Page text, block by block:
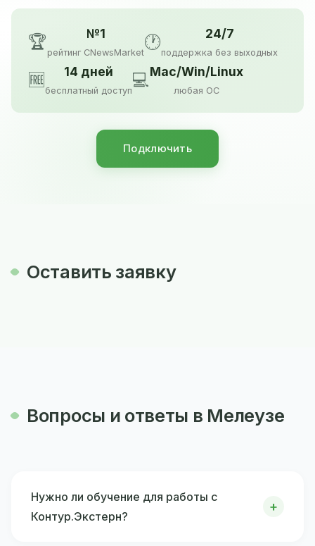
🏆 №1
рейтинг CNewsMarket
🕐 24/7
поддержка без выходных
🆓 14 дней
бесплатный доступ
💻Mac/Win/Linux
любая ОС
Подключить
Оставить заявку
Вопросы и ответы в Мелеузе
Нужно ли обучение для работы с
Контур.Экстерн?